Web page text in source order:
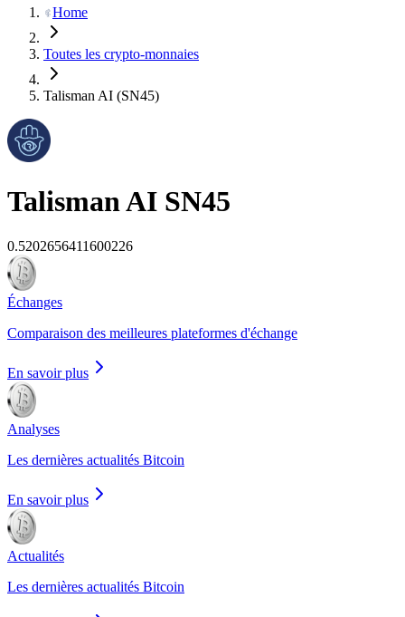
Home
Toutes les crypto-monnaies
Talisman AI (SN45)
Talisman AI SN45
0.5202656411600226
Échanges
Comparaison des meilleures plateformes d'échange
En savoir plus
Analyses
Les dernières actualités Bitcoin
En savoir plus
Actualités
Les dernières actualités Bitcoin